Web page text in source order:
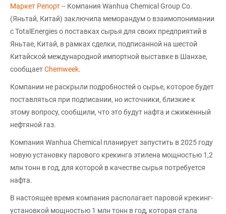
Маркет Репорт-- Компания Wanhua Chemical Group Co.
(Яньтай, Китай) заключила меморандум о взаимопонимании
с TotalEnergies о поставках сырья для своих предприятий в
Яньтае, Китай, в рамках сделки, подписанной на шестой
Китайской международной импортной выставке в Шанхае,
сообщаетChemweek.
Компании не раскрыли подробностей о сырье, которое будет
поставляться при подписании, но источники, близкие к
этому вопросу, сообщили, что это будут нафта и сжиженный
нефтяной газ.
Компания Wanhua Chemical планирует запустить в 2025 году
новую установку парового крекинга этилена мощностью 1,2
млн тонн в год, для которой в качестве сырья потребуется
нафта.
В настоящее время компания располагает паровой крекинг-
установкой мощностью 1 млн тонн в год, которая стала